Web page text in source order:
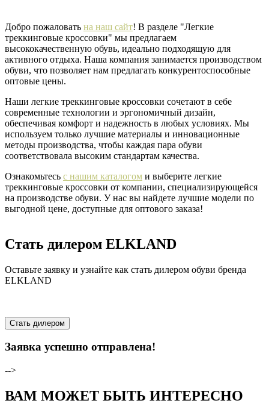
Добро пожаловать на наш сайт! В разделе "Легкие
треккинговые кроссовки" мы предлагаем
высококачественную обувь, идеально подходящую для
активного отдыха. Наша компания занимается производством
обуви, что позволяет нам предлагать конкурентоспособные
оптовые цены.
Наши легкие треккинговые кроссовки сочетают в себе
современные технологии и эргономичный дизайн,
обеспечивая комфорт и надежность в любых условиях. Мы
используем только лучшие материалы и инновационные
методы производства, чтобы каждая пара обуви
соответствовала высоким стандартам качества.
Ознакомьтесь с нашим каталогом и выберите легкие
треккинговые кроссовки от компании, специализирующейся
на производстве обуви. У нас вы найдете лучшие модели по
выгодной цене, доступные для оптового заказа!
Стать дилером ELKLAND
Оставьте заявку и узнайте как стать дилером обуви бренда
ELKLAND
Стать дилером
Заявка успешно отправлена!
-->
ВАМ МОЖЕТ БЫТЬ ИНТЕРЕСНО